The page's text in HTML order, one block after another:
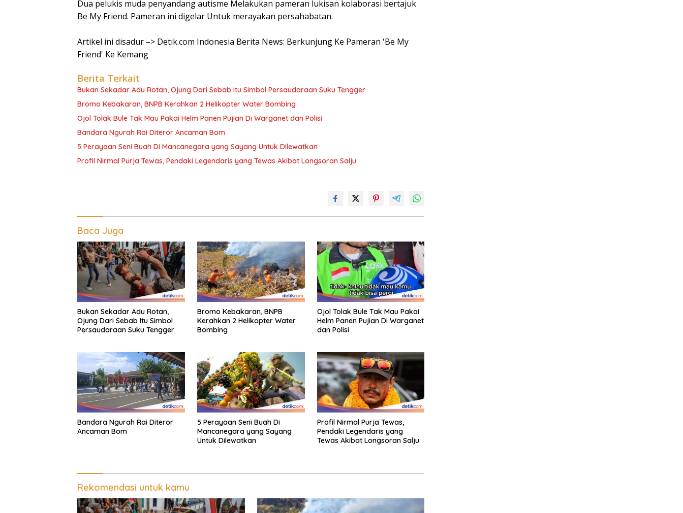
Dua pelukis muda penyandang autisme Melakukan pameran lukisan kolaborasi bertajuk
Be My Friend. Pameran ini digelar Untuk merayakan persahabatan.
Artikel ini disadur –> Detik.com Indonesia Berita News: Berkunjung Ke Pameran 'Be My
Friend' Ke Kemang
Berita Terkait
Bukan Sekadar Adu Rotan, Ojung Dari Sebab Itu Simbol Persaudaraan Suku Tengger
Bromo Kebakaran, BNPB Kerahkan 2 Helikopter Water Bombing
Ojol Tolak Bule Tak Mau Pakai Helm Panen Pujian Di Warganet dan Polisi
Bandara Ngurah Rai Diteror Ancaman Bom
5 Perayaan Seni Buah Di Mancanegara yang Sayang Untuk Dilewatkan
Profil Nirmal Purja Tewas, Pendaki Legendaris yang Tewas Akibat Longsoran Salju
Baca Juga
Bukan Sekadar Adu Rotan,
Ojung Dari Sebab Itu Simbol
Persaudaraan Suku Tengger
Bromo Kebakaran, BNPB
Kerahkan 2 Helikopter Water
Bombing
Ojol Tolak Bule Tak Mau Pakai
Helm Panen Pujian Di Warganet
dan Polisi
Bandara Ngurah Rai Diteror
Ancaman Bom
5 Perayaan Seni Buah Di
Mancanegara yang Sayang
Untuk Dilewatkan
Profil Nirmal Purja Tewas,
Pendaki Legendaris yang
Tewas Akibat Longsoran Salju
Rekomendasi untuk kamu